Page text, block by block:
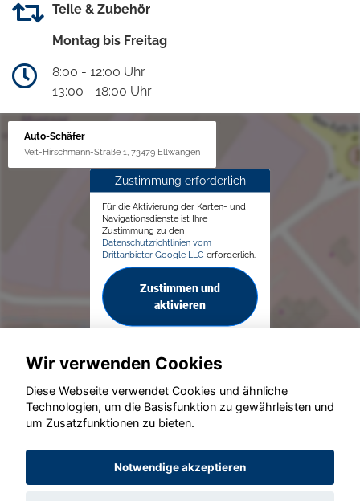
Teile & Zubehör
Montag bis Freitag
8:00 - 12:00 Uhr
13:00 - 18:00 Uhr
Auto-Schäfer
Veit-Hirschmann-Straße 1, 73479 Ellwangen
Zustimmung erforderlich
Für die Aktivierung der Karten- und
Navigationsdienste ist Ihre
Zustimmung zu den
Datenschutzrichtlinien vom
Drittanbieter Google LLC erforderlich.
Zustimmen und
aktivieren
© konjunkturmotor.de GmbH 2020 - 2026
Wir verwenden Cookies
Diese Webseite verwendet Cookies und ähnliche
Technologien, um die Basisfunktion zu gewährleisten und
um Zusatzfunktionen zu bieten.
Notwendige akzeptieren